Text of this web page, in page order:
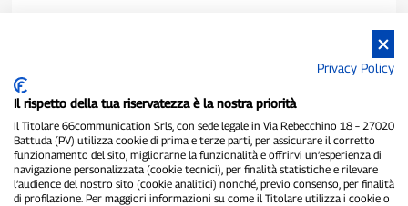
P300.it è una Testata Giornalistica indipendente
Registrazione numero 1/2021 del 1/2/2021 - Tribunale di Pavia
Privacy Policy
Il rispetto della tua riservatezza è la nostra priorità
Il Titolare 66communication Srls, con sede legale in Via Rebecchino 18 – 27020
Battuda (PV) utilizza cookie di prima e terze parti, per assicurare il corretto
funzionamento del sito, migliorarne la funzionalità e offrirvi un’esperienza di
navigazione personalizzata (cookie tecnici), per finalità statistiche e rilevare
l’audience del nostro sito (cookie analitici) nonché, previo consenso, per finalità
di profilazione. Per maggiori informazioni su come il Titolare utilizza i cookie o